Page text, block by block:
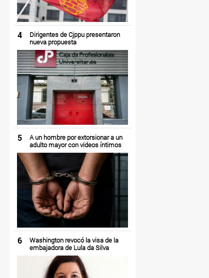
4
Dirigentes de Cjppu presentaron
nueva propuesta
5
A un hombre por extorsionar a un
adulto mayor con videos íntimos
6
Washington revocó la visa de la
embajadora de Lula da Silva